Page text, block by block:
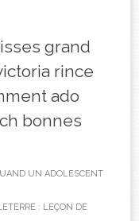
grand
rince
ado
bonnes
UN ADOLESCENT
: LEÇON DE